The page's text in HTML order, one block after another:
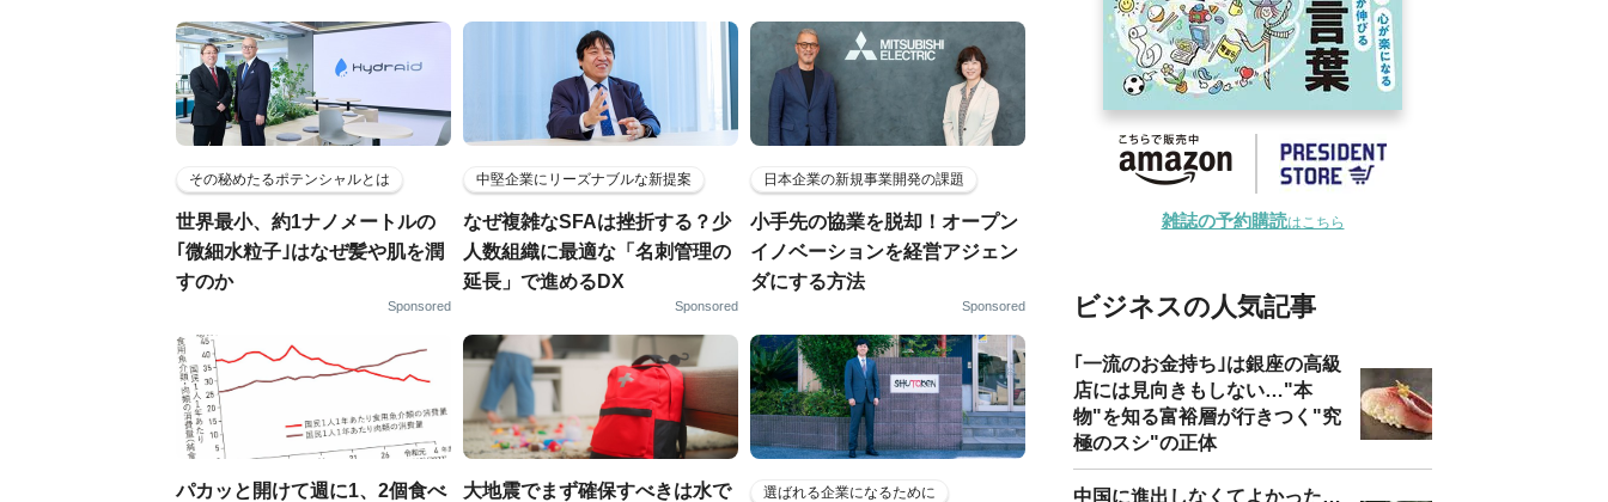
その秘めたるポテンシャルとは
世界最小、約1ナノメートルの
｢微細水粒子｣はなぜ髪や肌を潤
すのか
Sponsored
中堅企業にリーズナブルな新提案
なぜ複雑なSFAは挫折する？少
人数組織に最適な「名刺管理の
延長」で進めるDX
Sponsored
日本企業の新規事業開発の課題
小手先の協業を脱却！オープン
イノベーションを経営アジェン
ダにする方法
Sponsored
パカッと開けて週に1、2個食べ 大地震でまず確保すべきは水で 選ばれる企業になるために
雑誌の予約購読はこちら
ビジネスの人気記事
｢一流のお金持ち｣は銀座の高級
店には見向きもしない…"本
物"を知る富裕層が行きつく"究
極のスシ"の正体
中国に進出しなくてよかった…